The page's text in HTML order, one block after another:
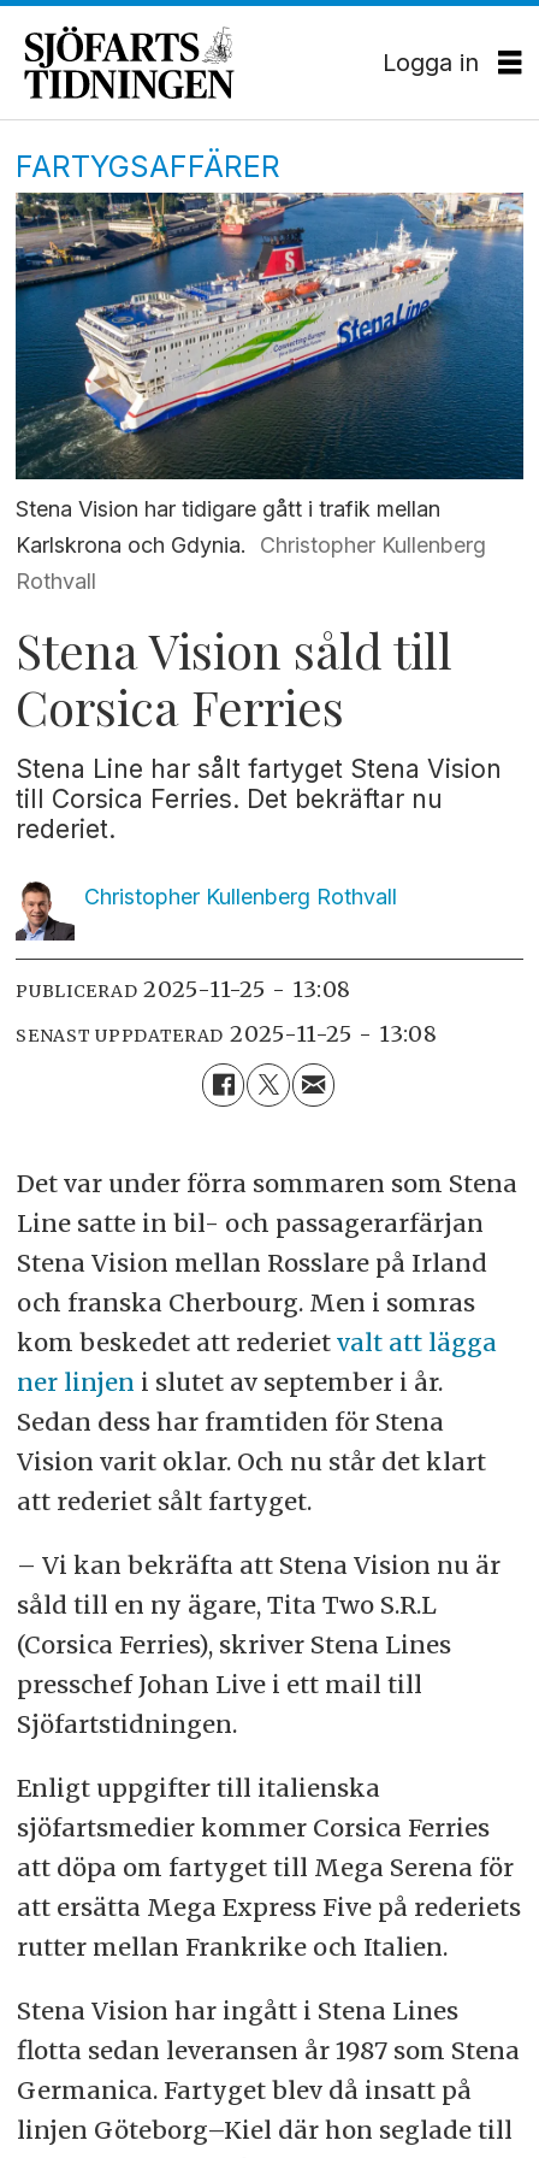
Logga in
FARTYGSAFFÄRER
Stena Vision har tidigare gått i trafik mellan
Karlskrona och Gdynia.
Christopher Kullenberg
Rothvall
Stena Vision såld till
Corsica Ferries
Stena Line har sålt fartyget Stena Vision
till Corsica Ferries. Det bekräftar nu
rederiet.
Christopher Kullenberg Rothvall
PUBLICERAD 2025-11-25 - 13:08
SENAST UPPDATERAD 2025-11-25 - 13:08
Det var under förra sommaren som Stena
Line satte in bil- och passagerarfärjan
Stena Vision mellan Rosslare på Irland
och franska Cherbourg. Men i somras
kom beskedet att rederietvalt att lägga
ner linjen i slutet av september i år.
Sedan dess har framtiden för Stena
Vision varit oklar. Och nu står det klart
att rederiet sålt fartyget.
– Vi kan bekräfta att Stena Vision nu är
såld till en ny ägare, Tita Two S.R.L
(Corsica Ferries), skriver Stena Lines
presschef Johan Live i ett mail till
Sjöfartstidningen.
Enligt uppgifter till italienska
sjöfartsmedier kommer Corsica Ferries
att döpa om fartyget till Mega Serena för
att ersätta Mega Express Five på rederiets
rutter mellan Frankrike och Italien.
Stena Vision har ingått i Stena Lines
flotta sedan leveransen år 1987 som Stena
Germanica. Fartyget blev då insatt på
linjen Göteborg–Kiel där hon seglade till